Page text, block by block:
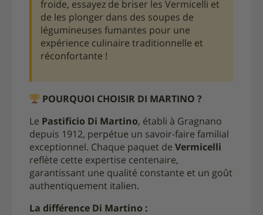
froide, essayez de briser les Vermicelli et
de les plonger dans des soupes de
légumineuses fumantes pour une
expérience culinaire traditionnelle et
réconfortante !
POURQUOI CHOISIR DI MARTINO ?
Le Pastificio Di Martino, établi à Gragnano
depuis 1912, perpétue un savoir-faire familial
exceptionnel. Chaque paquet de Vermicelli
reflète cette expertise centenaire,
garantissant une qualité constante et un goût
authentiquement italien.
La différence Di Martino :